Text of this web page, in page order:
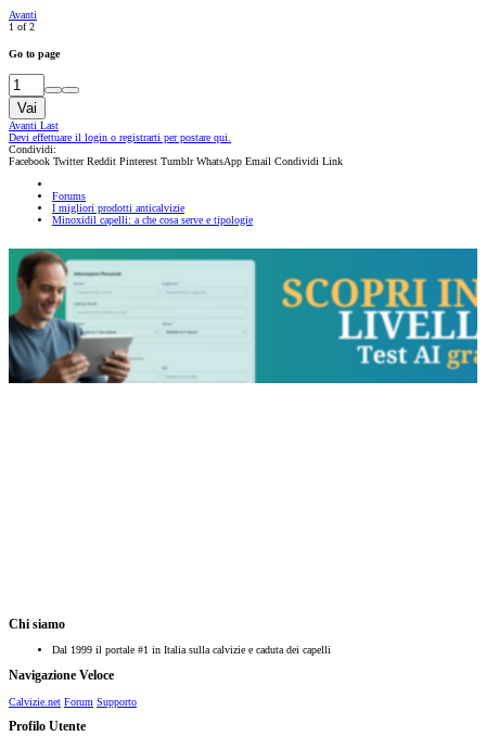
Avanti
1 of 2
Go to page
Vai
Avanti Last
Devi effettuare il login o registrarti per postare qui.
Condividi:
Facebook Twitter Reddit Pinterest Tumblr WhatsApp Email Condividi Link
Forums
I migliori prodotti anticalvizie
Minoxidil capelli: a che cosa serve e tipologie
Chi siamo
Dal 1999 il portale #1 in Italia sulla calvizie e caduta dei capelli
Navigazione Veloce
Calvizie.net Forum Supporto
Profilo Utente